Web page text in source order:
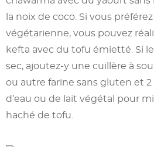
la noix de coco. Si vous
végétarienne, vous pouvez
kefta avec du tofu émietté. Si
sec, ajoutez-y une cuillère à
ou autre farine sans gluten et 2
d’eau ou de lait végétal pour
haché de tofu.